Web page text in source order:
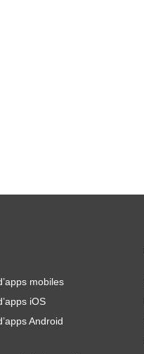
mobiles
iOS
Android